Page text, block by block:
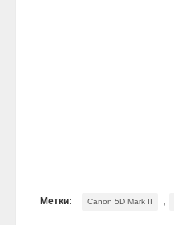
Метки: Canon 5D Mark II ,